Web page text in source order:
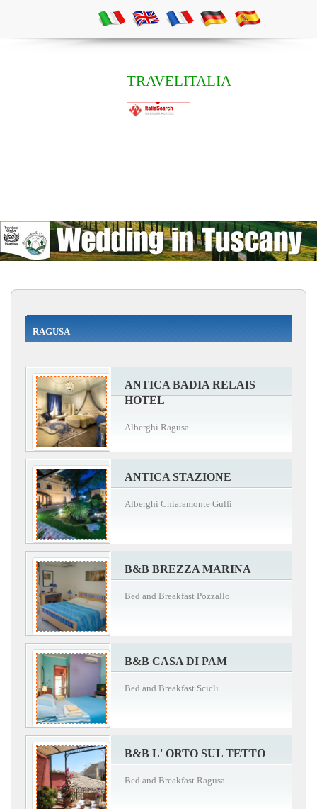
TRAVELITALIA
RAGUSA
ANTICA BADIA RELAIS
HOTEL
Alberghi Ragusa
ANTICA STAZIONE
Alberghi Chiaramonte Gulfi
B&B BREZZA MARINA
Bed and Breakfast Pozzallo
B&B CASA DI PAM
Bed and Breakfast Scicli
B&B L' ORTO SUL TETTO
Bed and Breakfast Ragusa